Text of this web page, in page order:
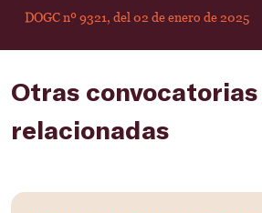
DOGC nº 9321, del 02 de enero de 2025
Otras convocatorias
relacionadas